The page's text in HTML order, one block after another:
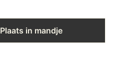
Plaats in mandje